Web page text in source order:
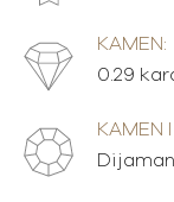
KAMEN:
0.29
KAMEN I